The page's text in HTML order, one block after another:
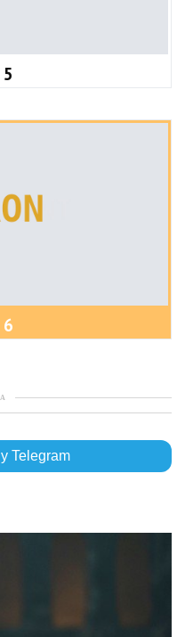
5
6
Telegram